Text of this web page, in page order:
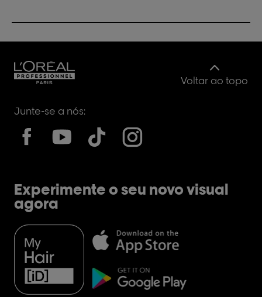
Voltar ao topo
Junte-se a nós:
Experimente o seu novo visual
agora